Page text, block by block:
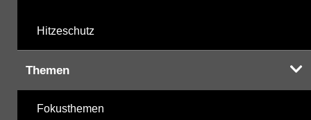
Hitzeschutz
Themen
Fokusthemen